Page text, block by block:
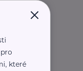
×
které